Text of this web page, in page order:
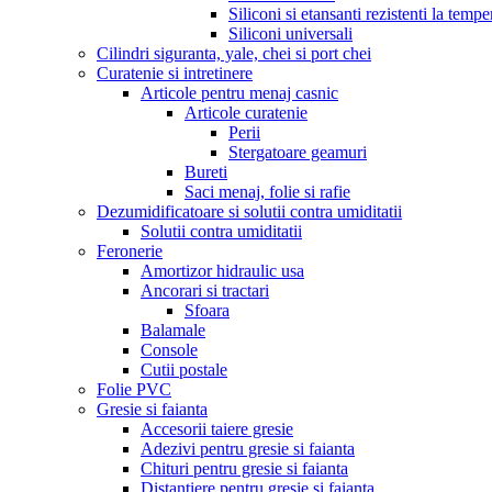
Siliconi si etansanti rezistenti la
Siliconi universali
Cilindri siguranta, yale, chei si port chei
Curatenie si intretinere
Articole pentru menaj casnic
Articole curatenie
Perii
Stergatoare geamuri
Bureti
Saci menaj, folie si rafie
Dezumidificatoare si solutii contra umiditatii
Solutii contra umiditatii
Feronerie
Amortizor hidraulic usa
Ancorari si tractari
Sfoara
Balamale
Console
Cutii postale
Folie PVC
Gresie si faianta
Accesorii taiere gresie
Adezivi pentru gresie si faianta
Chituri pentru gresie si faianta
Distantiere pentru gresie si faianta